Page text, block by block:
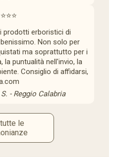
prodotti erboristici di
Non solo per
ma soprattutto per i
la puntualità nell'invio, la
Consiglio di affidarsi,
- Reggio Calabria
le